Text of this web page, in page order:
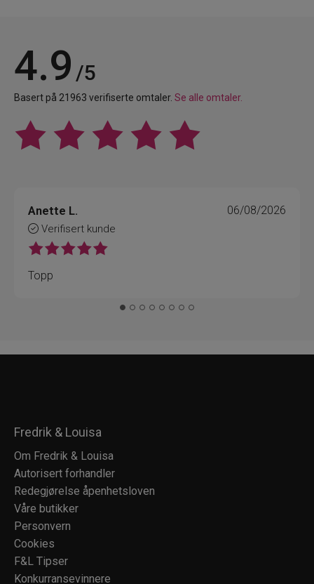
4.9 /5
Basert på 21963 verifiserte omtaler. Se alle omtaler.
Anette L.
Verifisert kunde
06/08/2026
Topp
Fredrik & Louisa
Om Fredrik & Louisa
Autorisert forhandler
Redegjørelse åpenhetsloven
Våre butikker
Personvern
Cookies
F&L Tipser
Konkurransevinnere